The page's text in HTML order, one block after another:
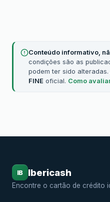
Conteúdo informativo,
condições são as
podem ter sido
FINE oficial. Como
IB Ibericash
Encontre o cartão de crédito